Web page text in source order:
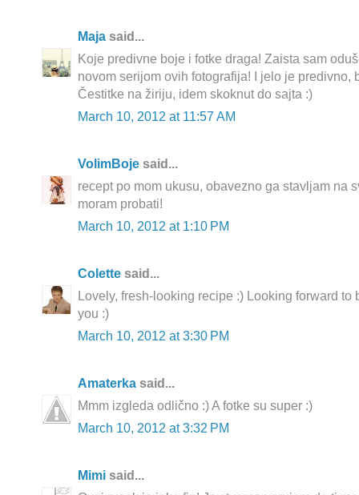
Maja said...
Koje predivne boje i fotke draga! Zaista sam
novom serijom ovih fotografija! I jelo je predivno,
Čestitke na žiriju, idem skoknut do sajta :)
March 10, 2012 at 11:57 AM
VolimBoje said...
recept po mom ukusu, obavezno ga stavljam na
moram probati!
March 10, 2012 at 1:10 PM
Colette said...
Lovely, fresh-looking recipe :) Looking forward
you :)
March 10, 2012 at 3:30 PM
Amaterka said...
Mmm izgleda odlično :) A fotke su super :)
March 10, 2012 at 3:32 PM
Mimi said...